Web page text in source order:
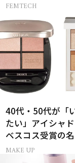
ら…
FEMTECH
40代・50代が「
たい」アイシャド
ベスコス受賞の
ット＆単色アイカ
MAKE UP